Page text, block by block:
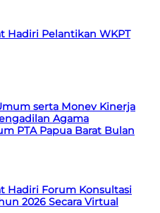
Hadiri Pelantikan WKPT
serta Monev Kinerja
Agama
PTA Papua Barat Bulan
Hadiri Forum Konsultasi
2026 Secara Virtual